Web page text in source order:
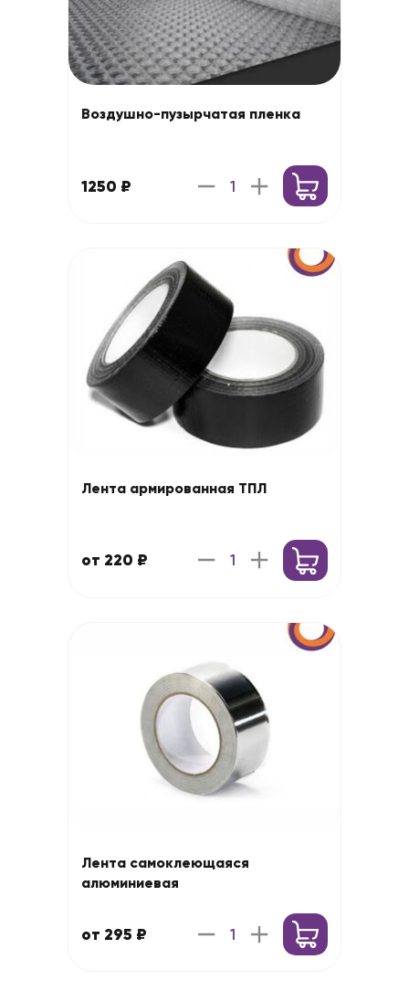
Воздушно-пузырчатая пленка
1250 ₽
Лента армированная ТПЛ
от 220 ₽
Лента самоклеющаяся
алюминиевая
от 295 ₽